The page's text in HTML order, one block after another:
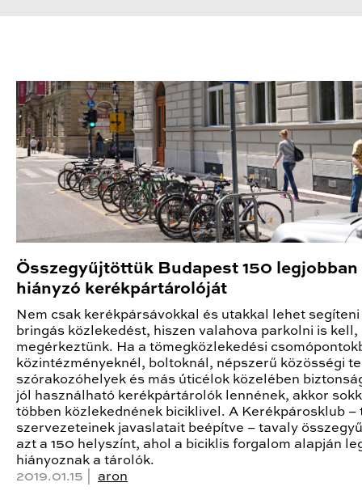
Összegyűjtöttük Budapest 150 legjobban
hiányzó kerékpártárolóját
Nem csak kerékpársávokkal és utakkal lehet segíteni
bringás közlekedést, hiszen valahova parkolni is kell,
megérkeztünk. Ha a tömegközlekedési
közintézményeknél, boltoknál, népszerű közösségi
szórakozóhelyek és más úticélok közelében
jól használható kerékpártárolók lennének, akkor
többen közlekednének biciklivel. A Kerékpárosklub –
szervezeteinek javaslatait beépítve – tavaly
azt a 150 helyszínt, ahol a biciklis forgalom alapján
hiányoznak a tárolók.
2019.01.15 | aron